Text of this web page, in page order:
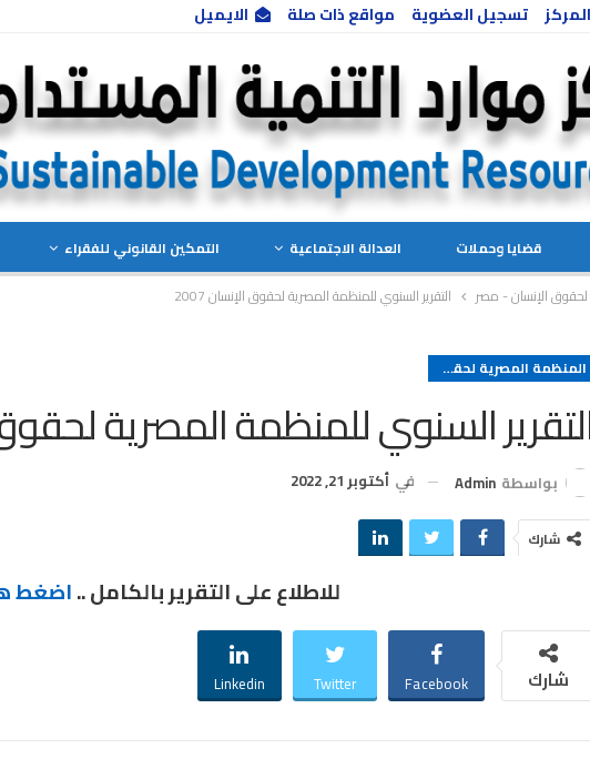
تسجيل العضوية مواقع ذات صلة الايميل
قضايا وحملات العدالة الاجتماعية التمكين القانوني للفقراء
الإنسان - مصر التقرير السنوي للمنظمة المصرية لحقوق الإنسان 2007
المنظمة المصرية لحقوق الإنسان - مصر
السنوي للمنظمة المصرية لحقوق
بواسطة Admin في أكتوبر 21, 2022
شارك
للاطلاع على التقرير بالكامل ..اضغط
شارك Facebook
Twitter
Linkedin